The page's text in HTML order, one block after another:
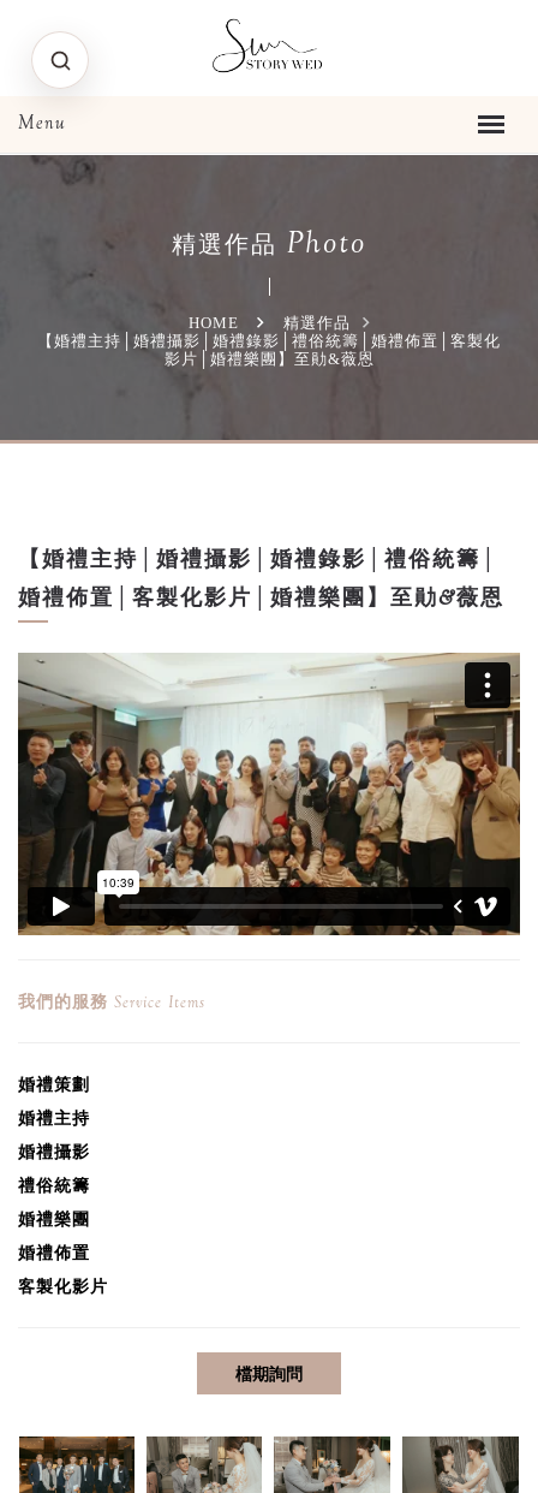
精選作品 Photo
HOME
精選作品
【婚禮主持│婚禮攝影│婚禮錄影│禮俗統籌│婚禮佈置│客製化
影片│婚禮樂團】至勛&薇恩
【婚禮主持│婚禮攝影│婚禮錄影│禮俗統籌│
婚禮佈置│客製化影片│婚禮樂團】至勛&薇恩
我們的服務 Service Items
婚禮策劃
婚禮主持
婚禮攝影
禮俗統籌
婚禮樂團
婚禮佈置
客製化影片